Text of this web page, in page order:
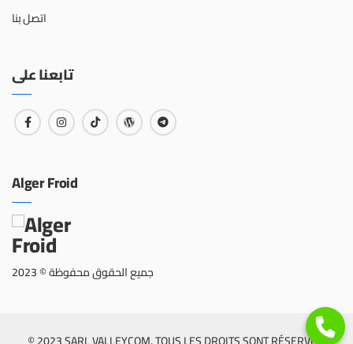
اتصل بنا
تابعنا على
Alger Froid
جميع الحقوق محفوظة © 2023